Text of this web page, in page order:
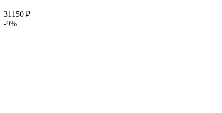
31150 ₽
-9%